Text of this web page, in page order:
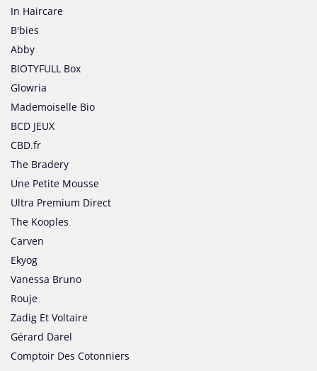
In Haircare
B'bies
Abby
BIOTYFULL Box
Glowria
Mademoiselle Bio
BCD JEUX
CBD.fr
The Bradery
Une Petite Mousse
Ultra Premium Direct
The Kooples
Carven
Ekyog
Vanessa Bruno
Rouje
Zadig Et Voltaire
Gérard Darel
Comptoir Des Cotonniers